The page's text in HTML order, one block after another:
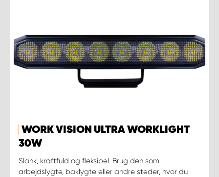
WORK VISION ULTRA WORKLIGHT
30W
Slank, kraftfuld og fleksibel. Brug den som
arbejdslygte, baklygte eller andre steder, hvor du